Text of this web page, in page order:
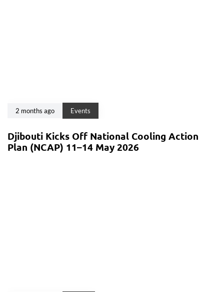
2 months ago Events
Djibouti Kicks Off National Cooling Action
Plan (NCAP) 11–14 May 2026